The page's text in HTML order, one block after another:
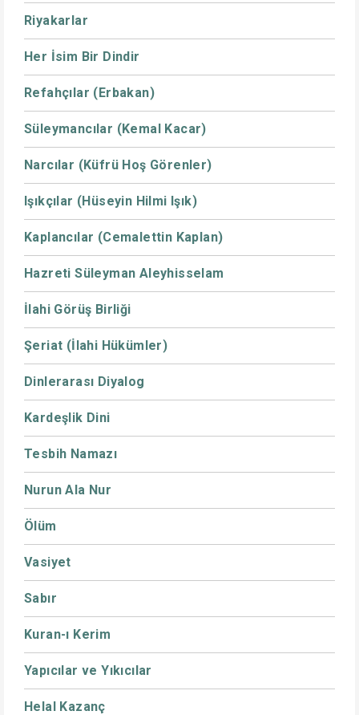
Riyakarlar
Her İsim Bir Dindir
Refahçılar (Erbakan)
Süleymancılar (Kemal Kacar)
Narcılar (Küfrü Hoş Görenler)
Işıkçılar (Hüseyin Hilmi Işık)
Kaplancılar (Cemalettin Kaplan)
Hazreti Süleyman Aleyhisselam
İlahi Görüş Birliği
Şeriat (İlahi Hükümler)
Dinlerarası Diyalog
Kardeşlik Dini
Tesbih Namazı
Nurun Ala Nur
Ölüm
Vasiyet
Sabır
Kuran-ı Kerim
Yapıcılar ve Yıkıcılar
Helal Kazanç